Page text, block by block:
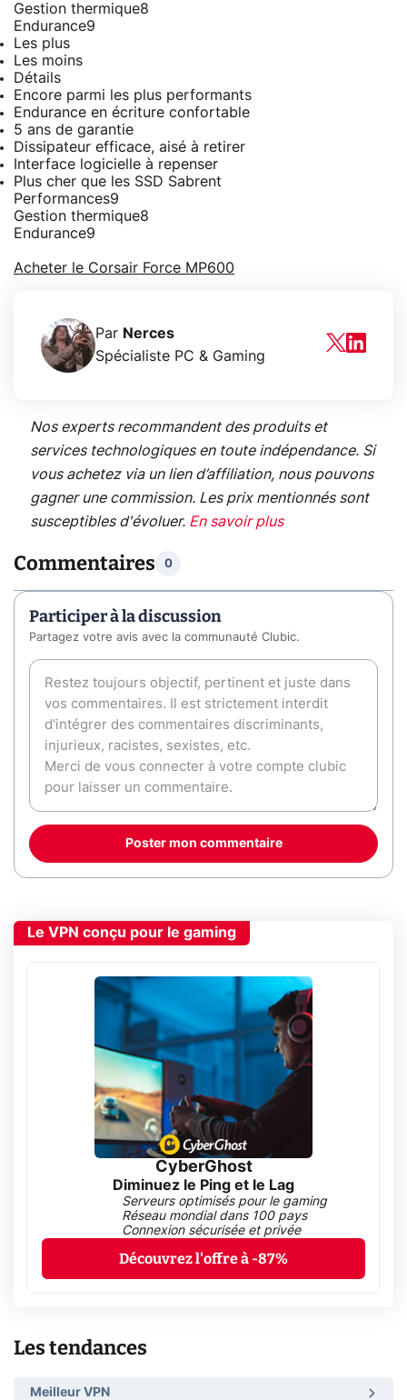
Gestion thermique8
Endurance9
Les plus
Les moins
Détails
Encore parmi les plus performants
Endurance en écriture confortable
5 ans de garantie
Dissipateur efficace, aisé à retirer
Interface logicielle à repenser
Plus cher que les SSD Sabrent
Performances9
Gestion thermique8
Endurance9
Acheter le Corsair Force MP600
Par Nerces
Spécialiste PC & Gaming
Nos experts recommandent des produits et
services technologiques en toute indépendance. Si
vous achetez via un lien d’affiliation, nous pouvons
gagner une commission. Les prix mentionnés sont
susceptibles d'évoluer. En savoir plus
Commentaires 0
Participer à la discussion
Partagez votre avis avec la communauté Clubic.
Poster mon commentaire
Le VPN conçu pour le gaming
CyberGhost
Diminuez le Ping et le Lag
Serveurs optimisés pour le gaming
Réseau mondial dans 100 pays
Connexion sécurisée et privée
Découvrez l'offre à -87%
Les tendances
Meilleur VPN